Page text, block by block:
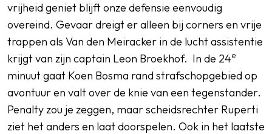
vrijheid geniet blijft onze defensie eenvoudig
overeind. Gevaar dreigt er alleen bij corners en vrije
trappen als Van den Meiracker in de lucht assistentie
krijgt van zijn captain Leon Broekhof. In de 24e
minuut gaat Koen Bosma rand strafschopgebied op
avontuur en valt over de knie van een tegenstander.
Penalty zou je zeggen, maar scheidsrechter Ruperti
ziet het anders en laat doorspelen. Ook in het laatste